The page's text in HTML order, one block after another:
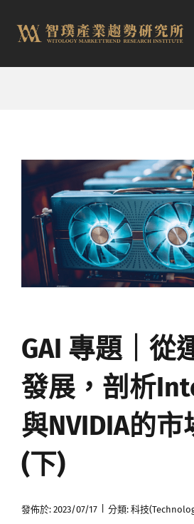
容
市場快訊
產業日報
媒體曝光
會員帳號
中文
GAI 專題｜從
發展，剖析
與NVIDIA的市
(下)
發佈於: 2023/07/17 分類: 科技